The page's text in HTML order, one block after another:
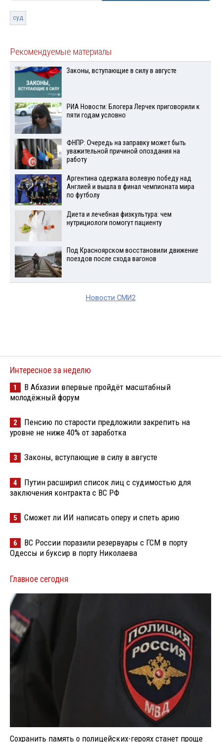
суд
Рекомендуемые материалы
Законы, вступающие в силу в августе
РИА Новости: Блогера Лерчек приговорили к
пяти годам условно
ФНПР: Очередь на заправку может быть
уважительной причиной опоздания на
работу
Аргентина одержала волевую победу над
Англией и вышла в финал чемпионата мира
по футболу
Диета и лечебная физкультура: чем
нутрициологи помогут пациенту
Под Красноярском восстановили движение
поездов после схода вагонов
Новости СМИ2
Интересное за неделю
1
В Абхазии впервые пройдёт масштабный
молодёжный форум
2
Пенсию по старости предложили закрепить на
уровне не ниже 40% от заработка
3 Законы, вступающие в силу в августе
4
Путин расширил список лиц с судимостью для
заключения контракта с ВС РФ
5 Сможет ли ИИ написать оперу и спеть арию
6
ВС России поразили резервуары с ГСМ в порту
Одессы и буксир в порту Николаева
Главное сегодня
Сохранить память о полицейских-героях станет проще